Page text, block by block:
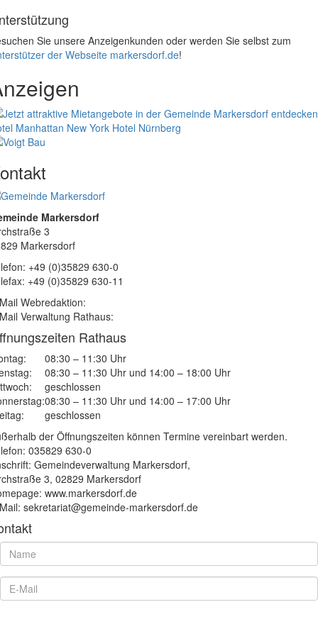
Sie unsere Anzeigenkunden oder werden Sie selbst zum
der Webseite markersdorf.de!
Manhattan New York Hotel Nürnberg
Markersdorf
3
Markersdorf
+49 (0)35829 630-0
+49 (0)35829 630-11
Webredaktion:
Verwaltung Rathaus:
Rathaus
08:30 – 11:30 Uhr
08:30 – 11:30 Uhr und 14:00 – 18:00 Uhr
geschlossen
08:30 – 11:30 Uhr und 14:00 – 17:00 Uhr
geschlossen
der Öffnungszeiten können Termine vereinbart werden.
035829 630-0
Gemeindeverwaltung Markersdorf,
3, 02829 Markersdorf
www.markersdorf.de
sekretariat@gemeinde-markersdorf.de